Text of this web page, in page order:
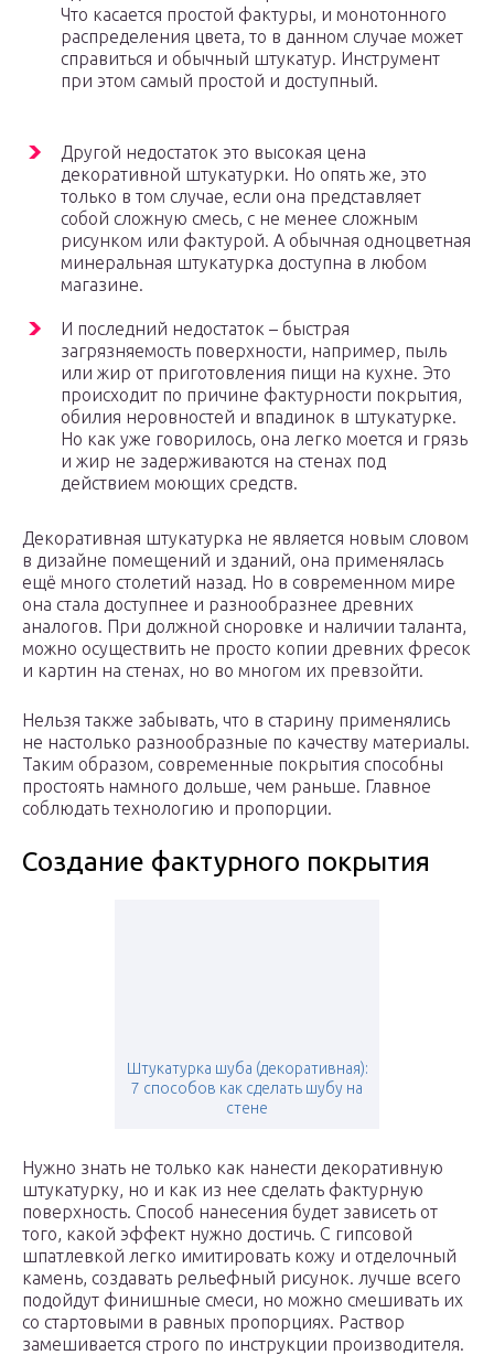
Что касается простой фактуры, и монотонного
распределения цвета, то в данном случае может
справиться и обычный штукатур. Инструмент
при этом самый простой и доступный.
Другой недостаток это высокая цена
декоративной штукатурки. Но опять же, это
только в том случае, если она представляет
собой сложную смесь, с не менее сложным
рисунком или фактурой. А обычная одноцветная
минеральная штукатурка доступна в любом
магазине.
И последний недостаток – быстрая
загрязняемость поверхности, например, пыль
или жир от приготовления пищи на кухне. Это
происходит по причине фактурности покрытия,
обилия неровностей и впадинок в штукатурке.
Но как уже говорилось, она легко моется и грязь
и жир не задерживаются на стенах под
действием моющих средств.
Декоративная штукатурка не является новым словом
в дизайне помещений и зданий, она применялась
ещё много столетий назад. Но в современном мире
она стала доступнее и разнообразнее древних
аналогов. При должной сноровке и наличии таланта,
можно осуществить не просто копии древних фресок
и картин на стенах, но во многом их превзойти.
Нельзя также забывать, что в старину применялись
не настолько разнообразные по качеству материалы.
Таким образом, современные покрытия способны
простоять намного дольше, чем раньше. Главное
соблюдать технологию и пропорции.
Создание фактурного покрытия
Штукатурка шуба (декоративная):
7 способов как сделать шубу на
стене
Нужно знать не только как нанести декоративную
штукатурку, но и как из нее сделать фактурную
поверхность. Способ нанесения будет зависеть от
того, какой эффект нужно достичь. С гипсовой
шпатлевкой легко имитировать кожу и отделочный
камень, создавать рельефный рисунок. лучше всего
подойдут финишные смеси, но можно смешивать их
со стартовыми в равных пропорциях. Раствор
замешивается строго по инструкции производителя.